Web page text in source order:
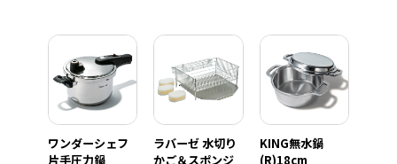
ワンダーシェフ
片手圧力鍋
ラバーゼ 水切り
かご＆スポンジ
KING無水鍋
(R)18cm